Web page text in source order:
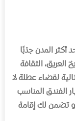
أكثر المدن جذبًا
العريق، الثقافة
لقضاء عطلة لا
الفندق المناسب
تضمن لك إقامة